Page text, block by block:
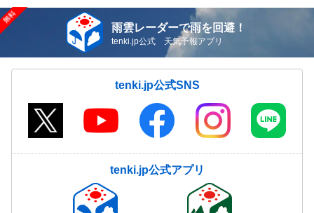
雨雲レーダーで雨を回避！
tenki.jp公式 天気予報アプリ
tenki.jp公式SNS
tenki.jp公式アプリ